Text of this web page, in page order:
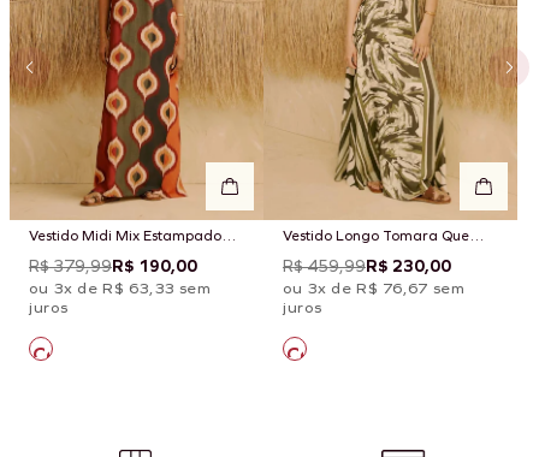
Vestido Midi Mix Estampado
Taquile
R$ 379,99R$ 190,00
ou 3x de R$ 63,33 sem
juros
Vestido Longo Tomara Que
Caia Estampado Wayra
R$ 459,99R$ 230,00
ou 3x de R$ 76,67 sem
juros